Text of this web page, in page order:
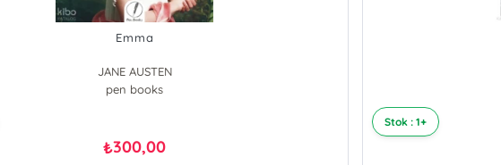
Emma
JANE AUSTEN
pen books
₺300,00
Stok : 1+